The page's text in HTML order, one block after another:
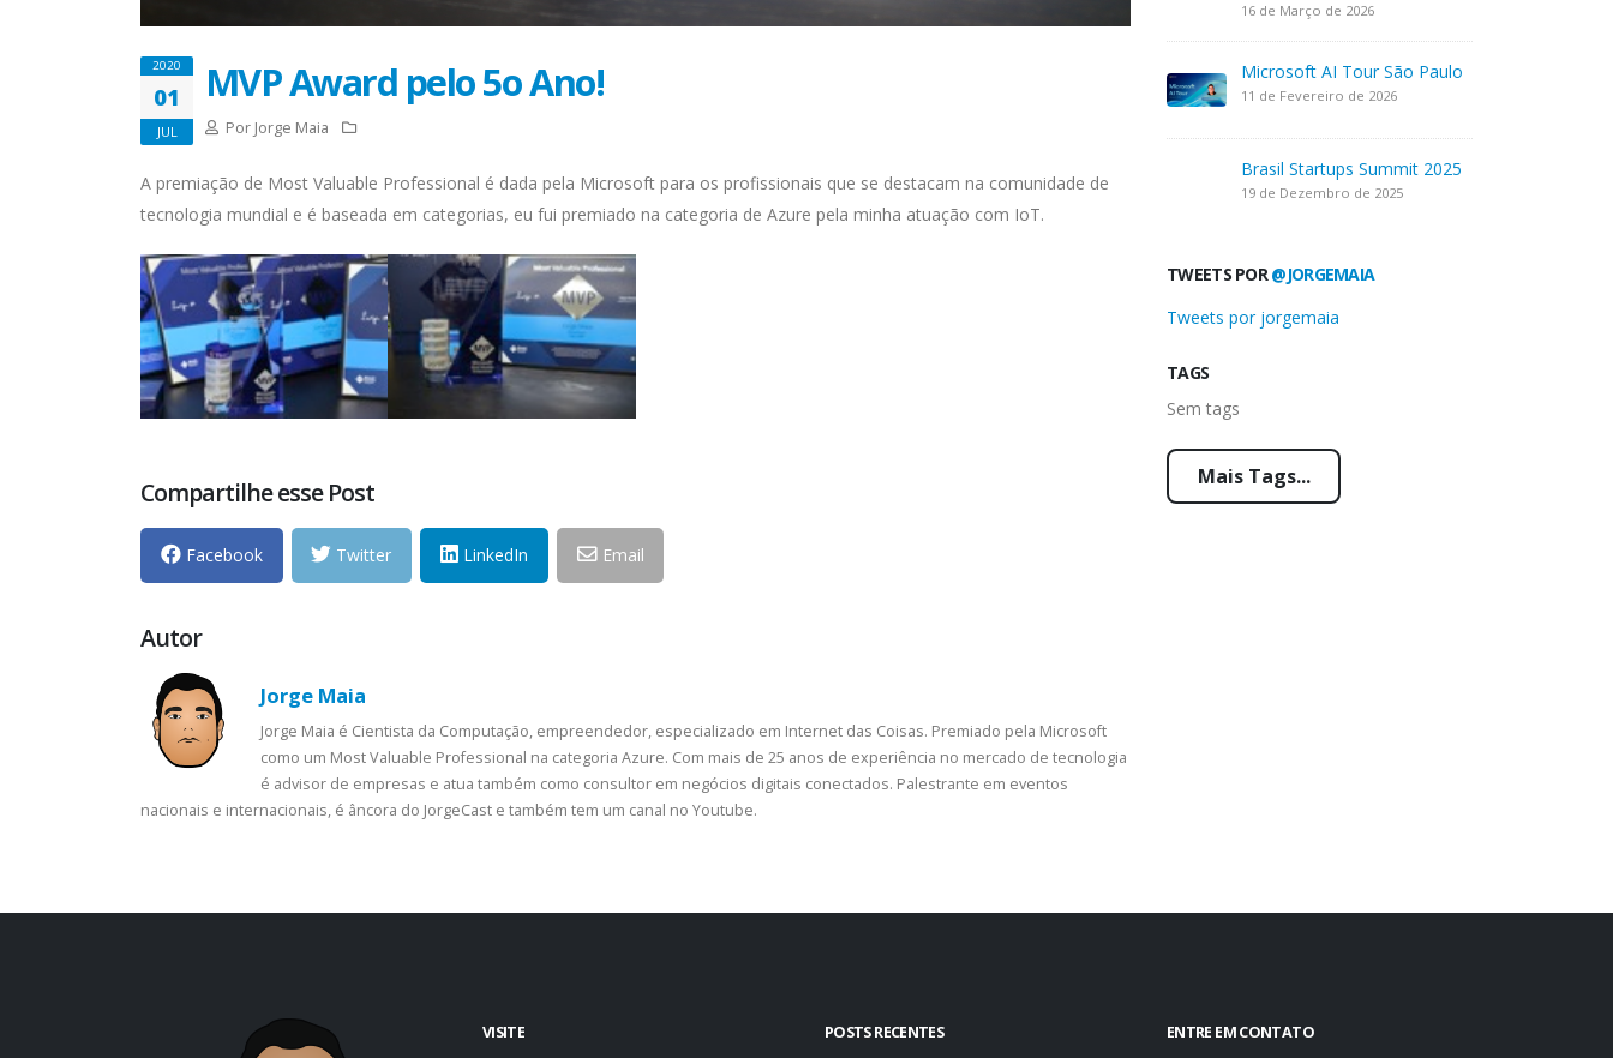
16 de Março de 2026
Microsoft AI Tour São Paulo
11 de Fevereiro de 2026
Brasil Startups Summit 2025
19 de Dezembro de 2025
TWEETS POR@JORGEMAIA
Tweets por jorgemaia
TAGS
Sem tags
Mais Tags...
2020
01
JUL
MVP Award pelo 5o Ano!
Por Jorge Maia
A premiação de Most Valuable Professional é dada pela Microsoft para os profissionais que se destacam na comunidade de
tecnologia mundial e é baseada em categorias, eu fui premiado na categoria de Azure pela minha atuação com IoT.
Compartilhe esse Post
Facebook Twitter LinkedIn Email
Autor
Jorge Maia
Jorge Maia é Cientista da Computação, empreendedor, especializado em Internet das Coisas. Premiado pela Microsoft
como um Most Valuable Professional na categoria Azure. Com mais de 25 anos de experiência no mercado de tecnologia
é advisor de empresas e atua também como consultor em negócios digitais conectados. Palestrante em eventos
nacionais e internacionais, é âncora do JorgeCast e também tem um canal no Youtube.
VISITE POSTS RECENTES ENTRE EM CONTATO